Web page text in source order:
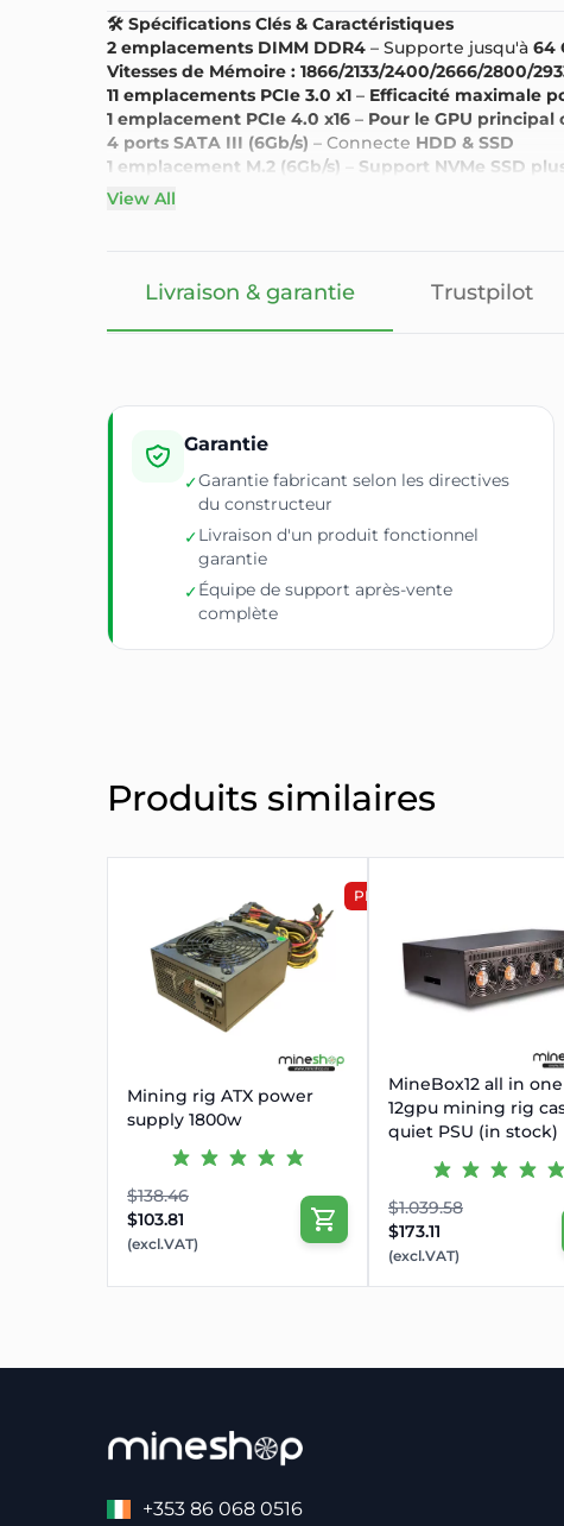
🛠️ Spécifications Clés & Caractéristiques
2 emplacements DIMM DDR4 – Supporte jusqu'à 64
Vitesses de Mémoire : 1866/2133/2400/2666/2800/
11 emplacements PCIe 3.0 x1 – Efficacité maximale
1 emplacement PCIe 4.0 x16 – Pour le GPU principal
4 ports SATA III (6Gb/s) – Connecte HDD & SSD
1 emplacement M.2 (6Gb/s)
Support NVMe SSD
1 connecteur HDMI
🛡️ Garantie & Assurance Qualité
View All
Livraison & garantie Trustpilot
Garantie
✓Garantie fabricant selon les directives
du constructeur
✓Livraison d'un produit fonctionnel
garantie
✓Équipe de support après-vente
complète
Produits similaires
PROMOTION
Mining rig ATX power
supply 1800w
$138.46
$103.81
(excl.VAT)
MineBox12 all in one
12gpu mining rig
quiet PSU (in stock)
$1.039.58
$173.11
(excl.VAT)
+353 86 068 0516